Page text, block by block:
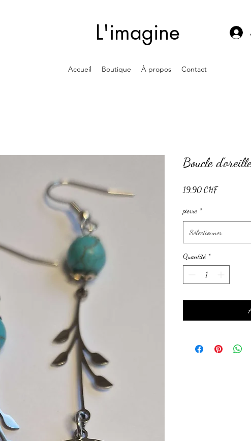
L'imagine
Accueil Boutique À propos Contact
Boucle
19.90 CHFPrix
pierre *
Sélectionner
Quantité *